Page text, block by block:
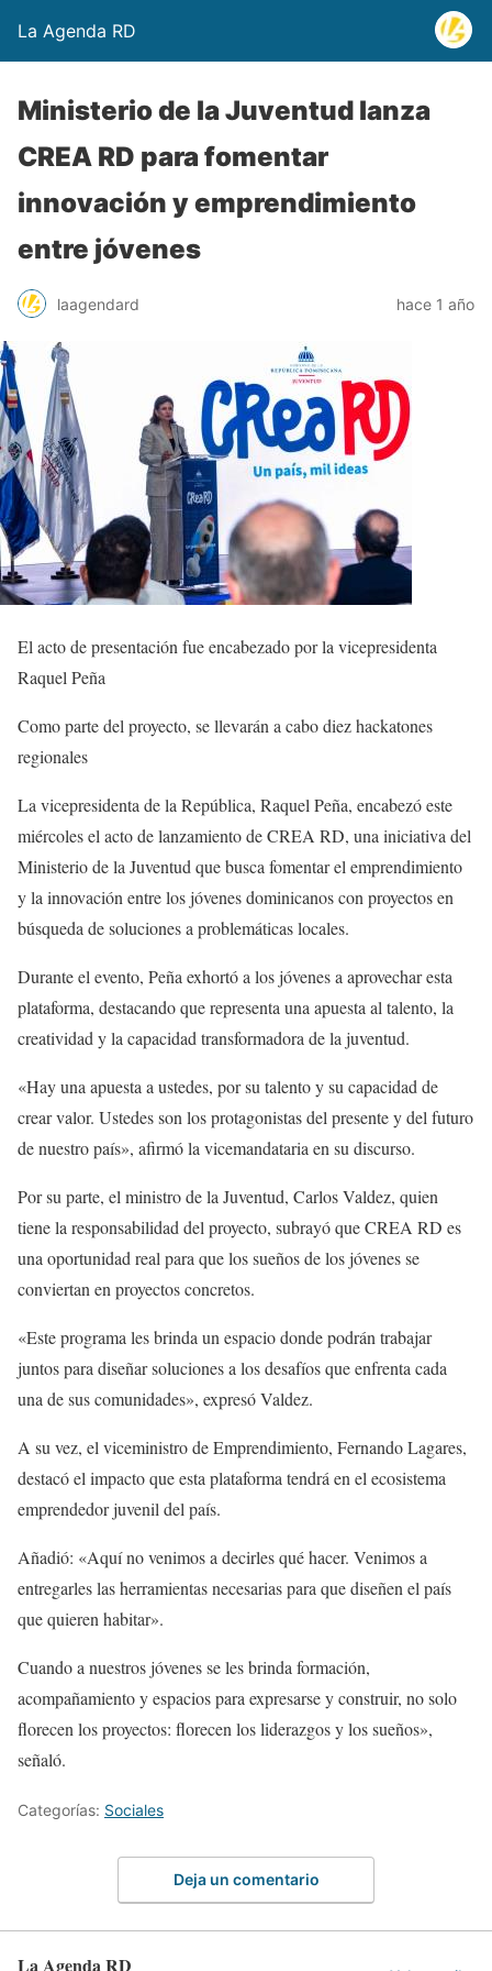
La Agenda RD
Ministerio de la Juventud lanza
CREA RD para fomentar
innovación y emprendimiento
entre jóvenes
laagendard hace 1 año
El acto de presentación fue encabezado por la vicepresidenta
Raquel Peña
Como parte del proyecto, se llevarán a cabo diez hackatones
regionales
La vicepresidenta de la República, Raquel Peña, encabezó este
miércoles el acto de lanzamiento de CREA RD, una iniciativa del
Ministerio de la Juventud que busca fomentar el emprendimiento
y la innovación entre los jóvenes dominicanos con proyectos en
búsqueda de soluciones a problemáticas locales.
Durante el evento, Peña exhortó a los jóvenes a aprovechar esta
plataforma, destacando que representa una apuesta al talento, la
creatividad y la capacidad transformadora de la juventud.
«Hay una apuesta a ustedes, por su talento y su capacidad de
crear valor. Ustedes son los protagonistas del presente y del futuro
de nuestro país», afirmó la vicemandataria en su discurso.
Por su parte, el ministro de la Juventud, Carlos Valdez, quien
tiene la responsabilidad del proyecto, subrayó que CREA RD es
una oportunidad real para que los sueños de los jóvenes se
conviertan en proyectos concretos.
«Este programa les brinda un espacio donde podrán trabajar
juntos para diseñar soluciones a los desafíos que enfrenta cada
una de sus comunidades», expresó Valdez.
A su vez, el viceministro de Emprendimiento, Fernando Lagares,
destacó el impacto que esta plataforma tendrá en el ecosistema
emprendedor juvenil del país.
Añadió: «Aquí no venimos a decirles qué hacer. Venimos a
entregarles las herramientas necesarias para que diseñen el país
que quieren habitar».
Cuando a nuestros jóvenes se les brinda formación,
acompañamiento y espacios para expresarse y construir, no solo
florecen los proyectos: florecen los liderazgos y los sueños»,
señaló.
Categorías: Sociales
Deja un comentario
La Agenda RD